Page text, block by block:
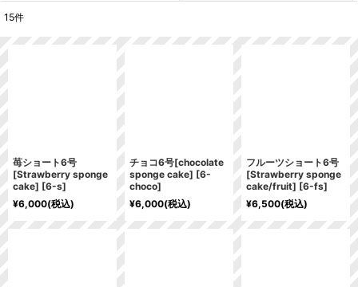
15件
苺ショート6号
[Strawberry sponge
cake] [6-s]
¥6,000(税込)
チョコ6号[chocolate
sponge cake] [6-
choco]
¥6,000(税込)
フルーツショート6号
[Strawberry sponge
cake/fruit] [6-fs]
¥6,500(税込)